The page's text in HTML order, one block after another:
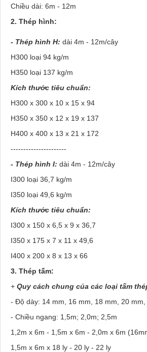
Chiều dài: 6m - 12m
2. Thép hình:
- Thép hình H: dài 4m - 12m/cây
H300 loại 94 kg/m
H350 loại 137 kg/m
Kích thước tiêu chuẩn:
H300 x 300 x 10 x 15 x 94
H350 x 350 x 12 x 19 x 137
H400 x 400 x 13 x 21 x 172
----------------------
- Thép hình I: dài 4m - 12m/cây
I300 loại 36,7 kg/m
I350 loại 49,6 kg/m
Kích thước tiêu chuẩn:
I300 x 150 x 6,5 x 9 x 36,7
I350 x 175 x 7 x 11 x 49,6
I400 x 200 x 8 x 13 x 66
3. Thép tấm:
+ Quy cách chung của các loại tấm
- Độ dày: 14 mm, 16 mm, 18 mm, 20
- Chiều ngang: 1,5m; 2,0m; 2,5m
1,2m x 6m - 1,5m x 6m - 2,0m x 6m
1,5m x 6m x 18 ly - 20 ly - 22 ly